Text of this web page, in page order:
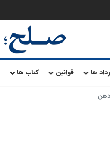
ها قوانین کتاب ها